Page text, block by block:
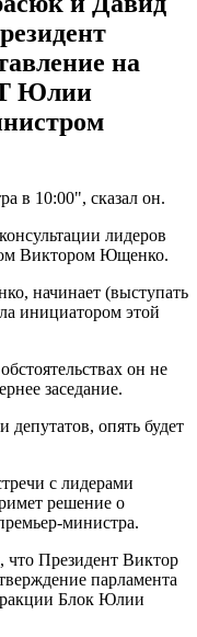
на
Юлии
в 10:00", сказал он.
лидеров
Виктором Ющенко.
начинает (выступать
инициатором этой
он не
заседание.
опять будет
с лидерами
решение о
министра.
что Президент Виктор
парламента
Блок Юлии